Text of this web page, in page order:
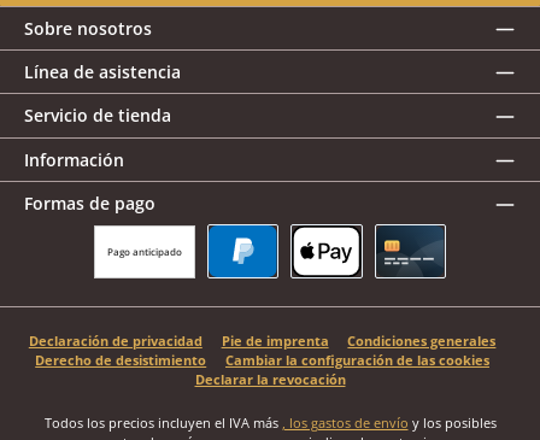
Sobre nosotros
Línea de asistencia
Servicio de tienda
Información
Formas de pago
Pago anticipado
Declaración de privacidad Pie de imprenta
Condiciones generales
Derecho de desistimiento
Cambiar la configuración de las cookies
Declarar la revocación
Todos los precios incluyen el IVA más , los gastos de envío y los posibles